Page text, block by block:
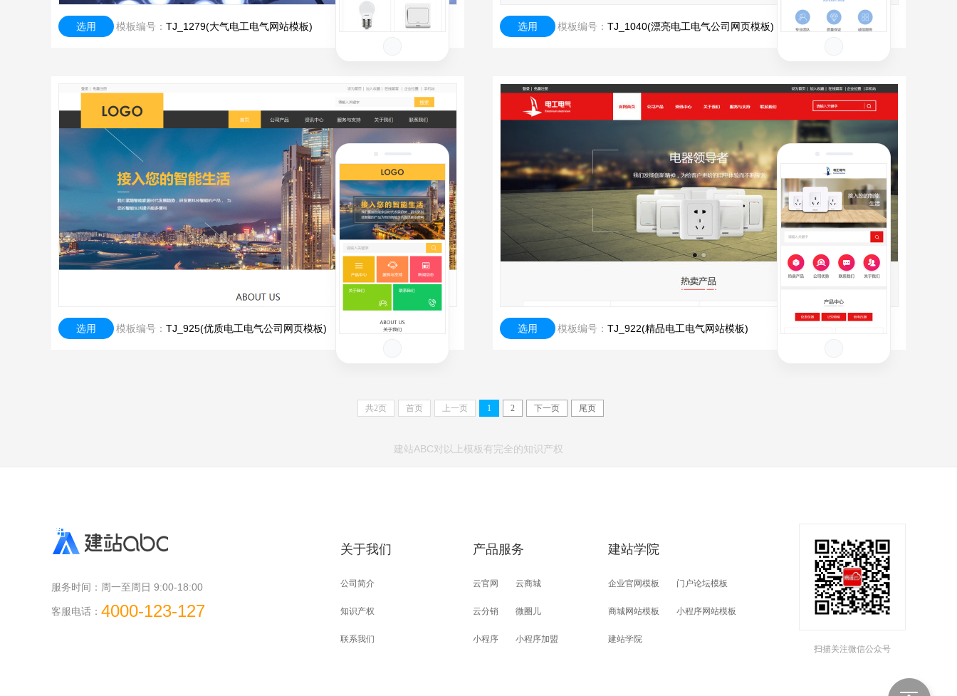
选用 模板编号： TJ_1279(大气电工电气网站模板) 选用 模板编号： TJ_1040(漂亮电工电气公司网页模板)
选用 模板编号： TJ_925(优质电工电气公司网页模板) 选用 模板编号： TJ_922(精品电工电气网站模板)
共2页 首页 上一页 1 2 下一页 尾页
建站ABC对以上模板有完全的知识产权
服务时间： 周一至周日 9:00-18:00
客服电话： 4000-123-127
关于我们
公司简介
知识产权
联系我们
产品服务
云官网 云商城
云分销 微圈儿
小程序 小程序加盟
建站学院
企业官网模板 门户论坛模板
商城网站模板 小程序网站模板
建站学院
扫描关注微信公众号